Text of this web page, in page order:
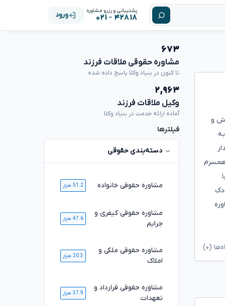
پشتیبانی و رزرو مشاوره
۴۲۸۱۸ - ۰۲۱ ورود
و
همسرم
(۰)
۶۷۳
مشاوره حقوقی ملاقات فرزند
تا کنون در بنیاد وکلا پاسخ داده شده
۲,۹۶۳
وکیل ملاقات فرزند
آماده ارائه خدمت در بنیاد وکلا
فیلترها
دسته‌بندی حقوقی
مشاوره حقوقی خانواده 51.2 هزار
مشاوره حقوقی کیفری و
جرایم
47.6 هزار
مشاوره حقوقی ملکی و
املاک
20.3 هزار
مشاوره حقوقی قرارداد و
تعهدات
37.9 هزار